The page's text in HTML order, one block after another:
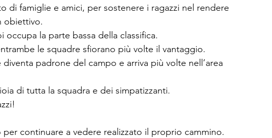
di famiglie e amici, per sostenere i ragazzi nel rendere
obiettivo.
occupa la parte bassa della classifica.
le squadre sfiorano più volte il vantaggio.
padrone del campo e arriva più volte nell’area
di tutta la squadra e dei simpatizzanti.
continuare a vedere realizzato il proprio cammino.